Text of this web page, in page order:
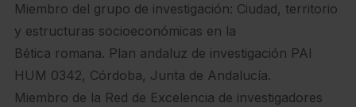
Miembro del grupo de investigación: Ciudad, territorio
y estructuras socioeconómicas en la
Bética romana. Plan andaluz de investigación PAI
HUM 0342, Córdoba, Junta de Andalucía.
Miembro de la Red de Excelencia de investigadores